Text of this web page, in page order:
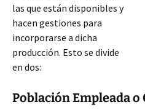
las que están disponibles y
hacen gestiones para
incorporarse a dicha
producción. Esto se divide
en dos:
Población Empleada o